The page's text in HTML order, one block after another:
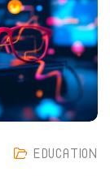
EDUCATION